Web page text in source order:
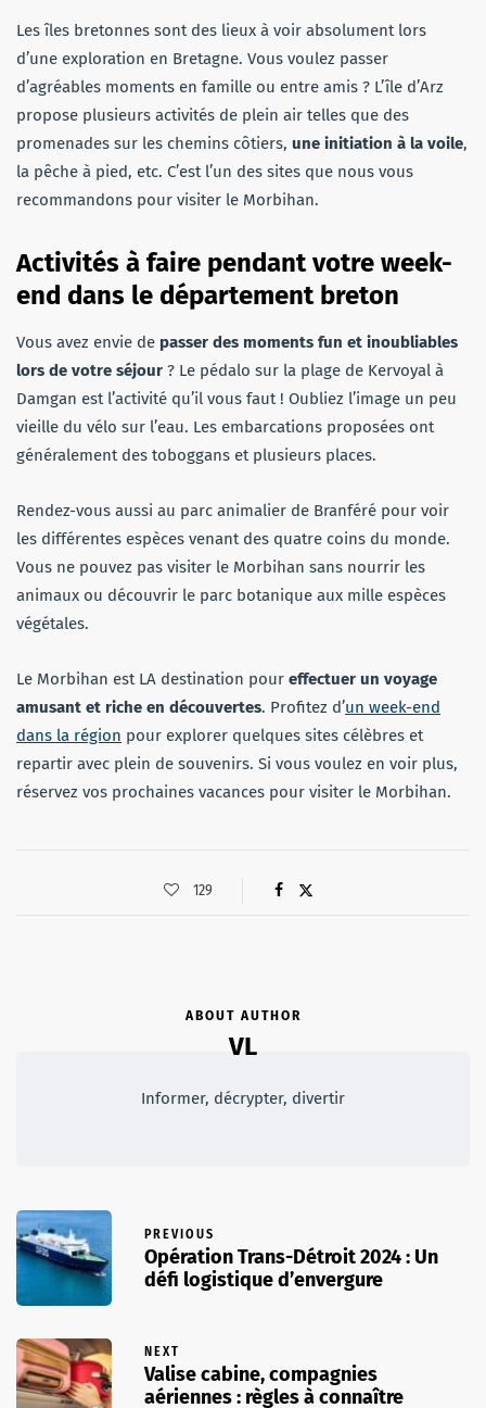
Les îles bretonnes sont des lieux à voir absolument lors
d’une exploration en Bretagne. Vous voulez passer
d’agréables moments en famille ou entre amis ? L’île d’Arz
propose plusieurs activités de plein air telles que des
promenades sur les chemins côtiers, une initiation à la voile,
la pêche à pied, etc. C’est l’un des sites que nous vous
recommandons pour visiter le Morbihan.
Activités à faire pendant votre week-
end dans le département breton
Vous avez envie de passer des moments fun et inoubliables
lors de votre séjour ? Le pédalo sur la plage de Kervoyal à
Damgan est l’activité qu’il vous faut ! Oubliez l’image un peu
vieille du vélo sur l’eau. Les embarcations proposées ont
généralement des toboggans et plusieurs places.
Rendez-vous aussi au parc animalier de Branféré pour voir
les différentes espèces venant des quatre coins du monde.
Vous ne pouvez pas visiter le Morbihan sans nourrir les
animaux ou découvrir le parc botanique aux mille espèces
végétales.
Le Morbihan est LA destination pour effectuer un voyage
amusant et riche en découvertes. Profitez d’un week-end
dans la région pour explorer quelques sites célèbres et
repartir avec plein de souvenirs. Si vous voulez en voir plus,
réservez vos prochaines vacances pour visiter le Morbihan.
129
ABOUT AUTHOR
VL
Informer, décrypter, divertir
PREVIOUS
Opération Trans-Détroit 2024 : Un
défi logistique d’envergure
NEXT
Valise cabine, compagnies
aériennes : règles à connaître